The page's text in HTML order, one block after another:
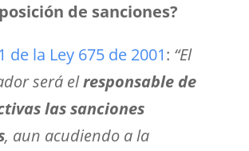
de sanciones?
de la Ley 675 de 2001: “El
será elresponsable de
las sanciones
, aun acudiendo a la